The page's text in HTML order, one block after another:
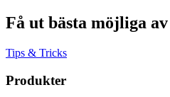
Få ut bästa möjliga
Tips & Tricks
Produkter